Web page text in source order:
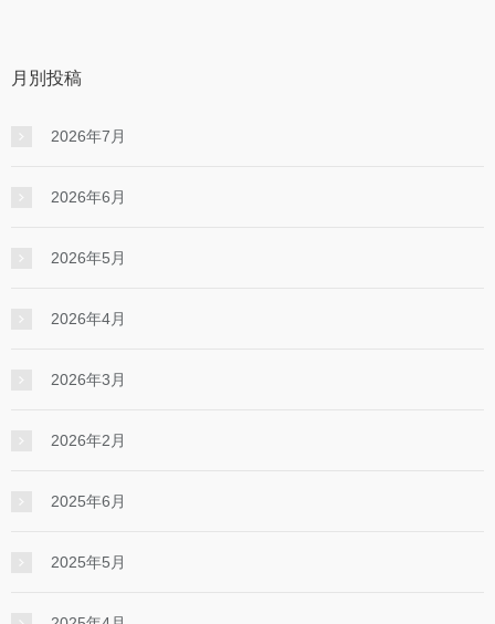
月別投稿
2026年7月
2026年6月
2026年5月
2026年4月
2026年3月
2026年2月
2025年6月
2025年5月